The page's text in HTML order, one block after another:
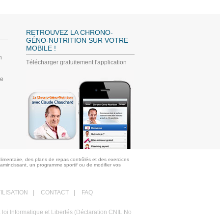
RETROUVEZ LA CHRONO-
GÉNO-NUTRITION SUR VOTRE
MOBILE !
Télécharger gratuitement l'application
des plans de repas contrôlés et des exercices
un programme sportif ou de modifier vos
CONTACT
FAQ
Informatique et Libertés (Déclaration CNIL No